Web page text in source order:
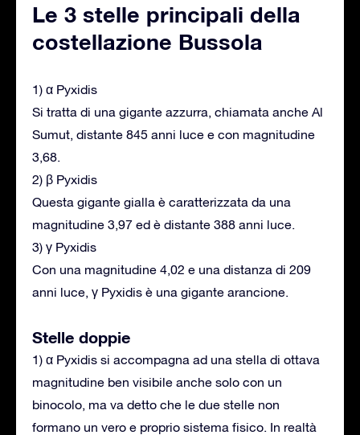
Le 3 stelle principali della
costellazione Bussola
1) α Pyxidis
Si tratta di una gigante azzurra, chiamata anche Al
Sumut, distante 845 anni luce e con magnitudine
3,68.
2) β Pyxidis
Questa gigante gialla è caratterizzata da una
magnitudine 3,97 ed è distante 388 anni luce.
3) γ Pyxidis
Con una magnitudine 4,02 e una distanza di 209
anni luce, γ Pyxidis è una gigante arancione.
Stelle doppie
1) α Pyxidis si accompagna ad una stella di ottava
magnitudine ben visibile anche solo con un
binocolo, ma va detto che le due stelle non
formano un vero e proprio sistema fisico. In realtà